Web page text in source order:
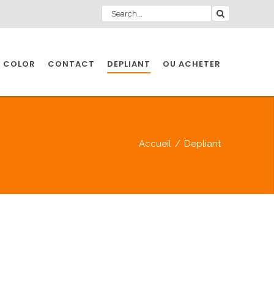
COLOR CONTACT DEPLIANT
OU ACHETER
Accueil / Depliant